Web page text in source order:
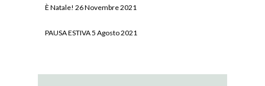
È Natale! 26 Novembre 2021
PAUSA ESTIVA5 Agosto 2021